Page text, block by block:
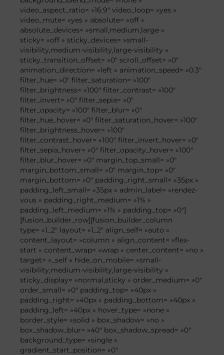
video_aspect_ratio= »16:9″ video_loop= »yes »
video_mute= »yes » absolute= »off »
absolute_devices= »small,medium,large »
sticky= »off » sticky_devices= »small-
visibility,medium-visibility,large-visibility »
sticky_transition_offset= »0″ scroll_offset= »0″
animation_direction= »left » animation_speed= »0.3″
filter_hue= »0″ filter_saturation= »100″
filter_brightness= »100″ filter_contrast= »100″
filter_invert= »0″ filter_sepia= »0″
filter_opacity= »100″ filter_blur= »0″
filter_hue_hover= »0″ filter_saturation_hover= »100″
filter_brightness_hover= »100″
filter_contrast_hover= »100″ filter_invert_hover= »0″
filter_sepia_hover= »0″ filter_opacity_hover= »100″
filter_blur_hover= »0″ margin_top_small= »0″
margin_bottom_small= »0″ margin_top= »0″
margin_bottom= »0″ padding_right_small= »35px »
padding_left_small= »35px » admin_label= »rendez-
vous » padding_right_medium= »1% »
padding_left_medium= »1% » padding_top= »0″]
[fusion_builder_row][fusion_builder_column
type= »1_2″ layout= »1_2″ align_self= »auto »
content_layout= »column » align_content= »flex-
start » content_wrap= »wrap » center_content= »no »
target= »_self » hide_on_mobile= »small-
visibility,medium-visibility,large-visibility »
sticky_display= »normal,sticky » order_medium= »0″
order_small= »0″ padding_top= »40px »
padding_right= »40px » padding_bottom= »40px »
padding_left= »40px » hover_type= »none »
border_style= »solid » box_shadow= »no »
box_shadow_blur= »40″ box_shadow_spread= »0″
background_type= »single »
gradient_start_position= »0″